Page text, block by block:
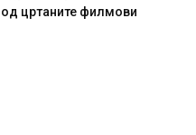
од цртаните филмови